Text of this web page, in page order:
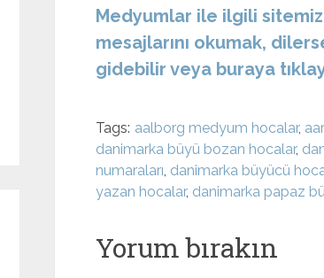
Medyumlar ile ilgili
mesajlarını okumak,
gidebilir veya buraya
Tags: aalborg medyum hocalar,
danimarka büyü bozan hocalar,
numaraları, danimarka büyücü
yazan hocalar, danimarka papaz
Yorum bırakın